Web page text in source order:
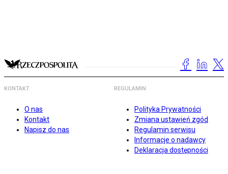
KONTAKT
O nas
Kontakt
Napisz do nas
REGULAMIN
Polityka Prywatności
Zmiana ustawień zgód
Regulamin serwisu
Informacje o nadawcy
Deklaracja dostępności